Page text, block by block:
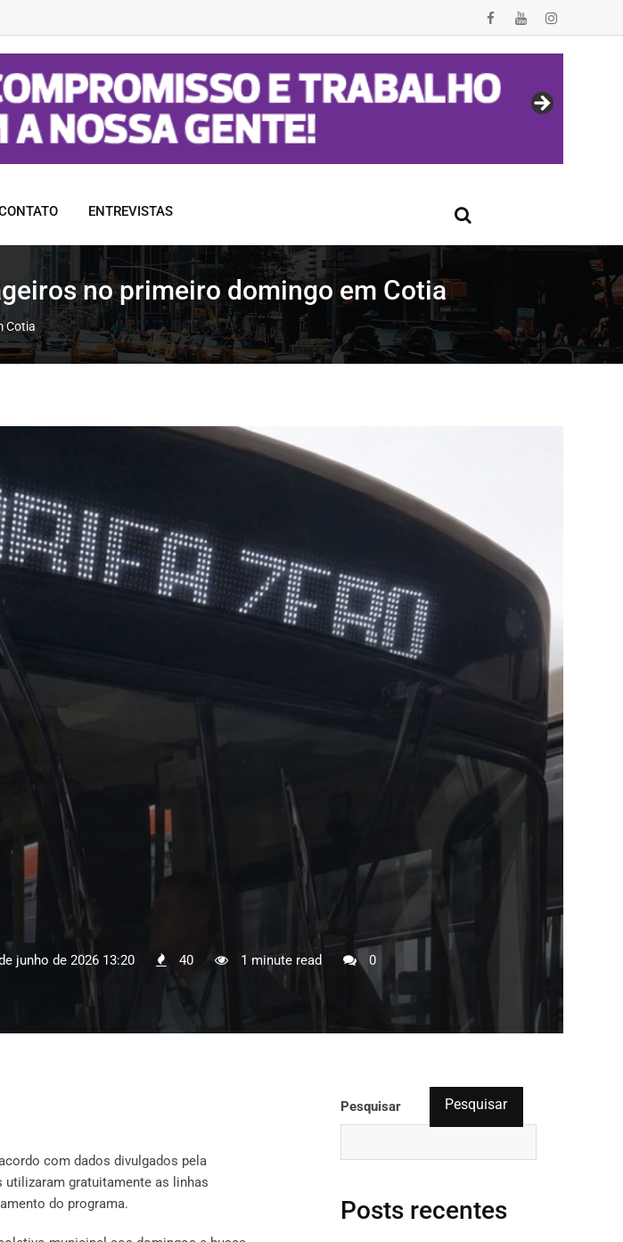
ENTREVISTAS
no primeiro domingo em Cotia
Cotia
junho de 2026 13:20 40 1 minute read 0
com dados divulgados pela
utilizaram gratuitamente as linhas
do programa.
Pesquisar Pesquisar
Posts recentes